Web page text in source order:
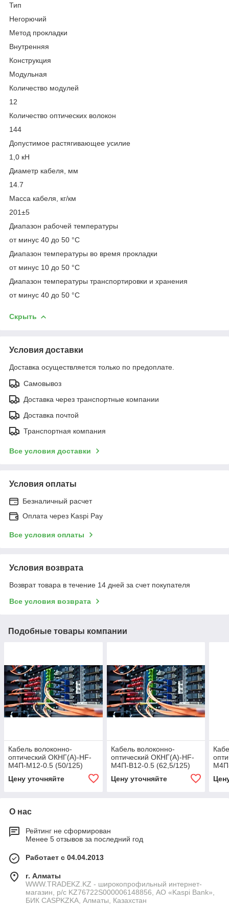
Тип
Негорючий
Метод прокладки
Внутренняя
Конструкция
Модульная
Количество модулей
12
Количество оптических волокон
144
Допустимое растягивающее усилие
1,0 кН
Диаметр кабеля, мм
14.7
Масса кабеля, кг/км
201±5
Диапазон рабочей температуры
от минус 40 до 50 °C
Диапазон температуры во время прокладки
от минус 10 до 50 °C
Диапазон температуры транспортировки и хранения
от минус 40 до 50 °C
Скрыть
Условия доставки
Доставка осуществляется только по предоплате.
Самовывоз
Доставка через транспортные компании
Доставка почтой
Транспортная компания
Все условия доставки
Условия оплаты
Безналичный расчет
Оплата через Kaspi Pay
Все условия оплаты
Условия возврата
Возврат товара в течение 14 дней за счет покупателя
Все условия возврата
Подобные товары компании
Кабель волоконно-
оптический ОКНГ(А)-HF-
М4П-М12-0.5 (50/125)
Цену уточняйте
Кабель волоконно-
оптический ОКНГ(А)-HF-
М4П-В12-0.5 (62,5/125)
Цену уточняйте
О нас
Рейтинг не сформирован
Менее 5 отзывов за последний год
Работает с 04.04.2013
г. Алматы
WWW.TRADEKZ.KZ - широкопрофильный интернет-
магазин, р/с KZ76722S000006148856, АО «Kaspi Bank»,
БИК CASPKZKA, Алматы, Казахстан